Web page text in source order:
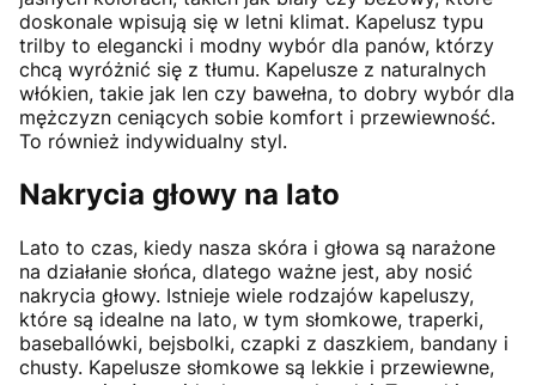
doskonale wpisują się w letni klimat. Kapelusz typu
trilby to elegancki i modny wybór dla panów, którzy
chcą wyróżnić się z tłumu. Kapelusze z naturalnych
włókien, takie jak len czy bawełna, to dobry wybór dla
mężczyzn ceniących sobie komfort i przewiewność.
To również indywidualny styl.
Nakrycia głowy na lato
Lato to czas, kiedy nasza skóra i głowa są narażone
na działanie słońca, dlatego ważne jest, aby nosić
nakrycia głowy. Istnieje wiele rodzajów kapeluszy,
które są idealne na lato, w tym słomkowe, traperki,
baseballówki, bejsbolki, czapki z daszkiem, bandany i
chusty. Kapelusze słomkowe są lekkie i przewiewne,